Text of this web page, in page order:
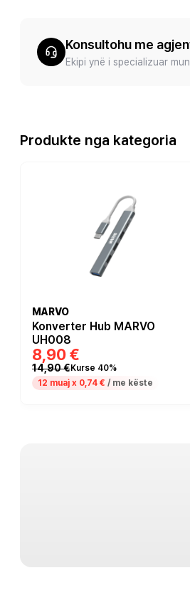
Konsultohu me
Ekipi ynë i specializuar
Produkte nga kategoria
MARVO
Konverter Hub MARVO
UH008
8,90 €
14,90 €Kurse 40%
12 muaj x 0,74 € / me këste